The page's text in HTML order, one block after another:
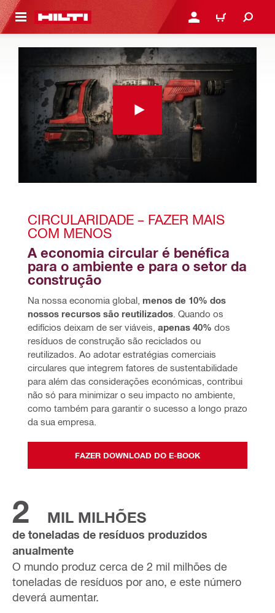
CONTENT ENTRAR OU REGISTAR
CARRINHO
CIRCULARIDADE – FAZER MAIS
COM MENOS
A economia circular é benéfica
para o ambiente e para o setor da
construção
Na nossa economia global, menos de 10% dos
nossos recursos são reutilizados . Quando os
edifícios deixam de ser viáveis, apenas 40% dos
resíduos de construção são reciclados ou
reutilizados. Ao adotar estratégias comerciais
circulares que integrem fatores de sustentabilidade
para além das considerações económicas, contribui
não só para minimizar o seu impacto no ambiente,
como também para garantir o sucesso a longo prazo
da sua empresa.
FAZER DOWNLOAD DO E-BOOK
2 MIL MILHÕES
de toneladas de resíduos produzidos
anualmente
O mundo produz cerca de 2 mil milhões de
toneladas de resíduos por ano, e este número
deverá aumentar.